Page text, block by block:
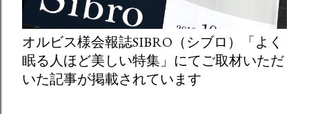
オルビス様会報誌SIBRO（シブロ）「よく
眠る人ほど美しい特集」にてご取材いただ
いた記事が掲載されています